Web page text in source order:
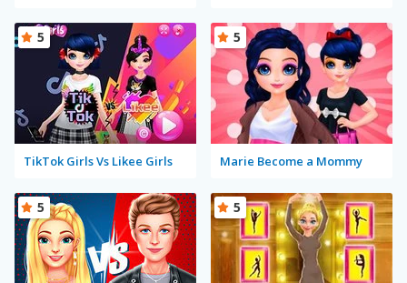
TikTok Girls Vs Likee Girls
5
Marie Become a Mommy
5
5 5